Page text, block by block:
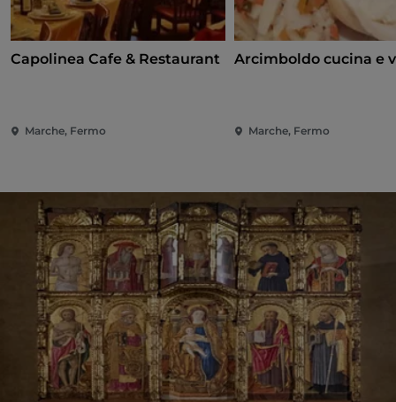
Capolinea Cafe & Restaurant
Marche, Fermo
Arcimboldo cucina e
Marche, Fermo